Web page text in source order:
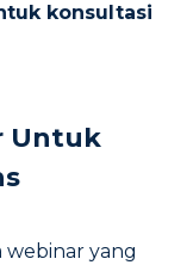
konsultasi
Untuk
yang